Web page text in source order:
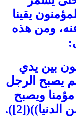
يقينا
ومن هذه
بين يدي
يصبح الرجل
ويصبح